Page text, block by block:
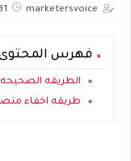
marketersvoice
31
فهرس
الطريقه الصحيحه
طريقه اخفاء